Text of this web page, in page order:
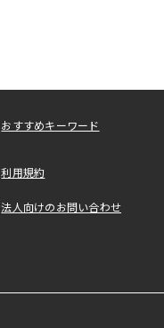
おすすめキーワード
利用規約
法人向けのお問い合わせ